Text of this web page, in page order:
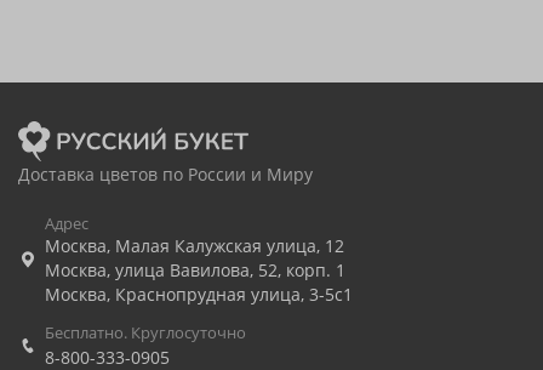
Доставка цветов по России и Миру
Адрес
Москва, Малая Калужская улица, 12
Москва, улица Вавилова, 52, корп. 1
Москва, Краснопрудная улица, 3-5с1
Бесплатно. Круглосуточно
8-800-333-0905